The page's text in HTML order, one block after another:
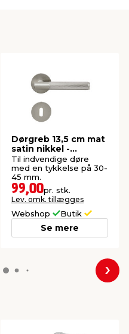
Dørgreb 13,5 cm mat
satin nikkel -
Homefixer
Til indvendige døre
med en tykkelse på 30-
45 mm.
99,00pr. stk.
Lev. omk. tillægges
Webshop Butik
Se mere